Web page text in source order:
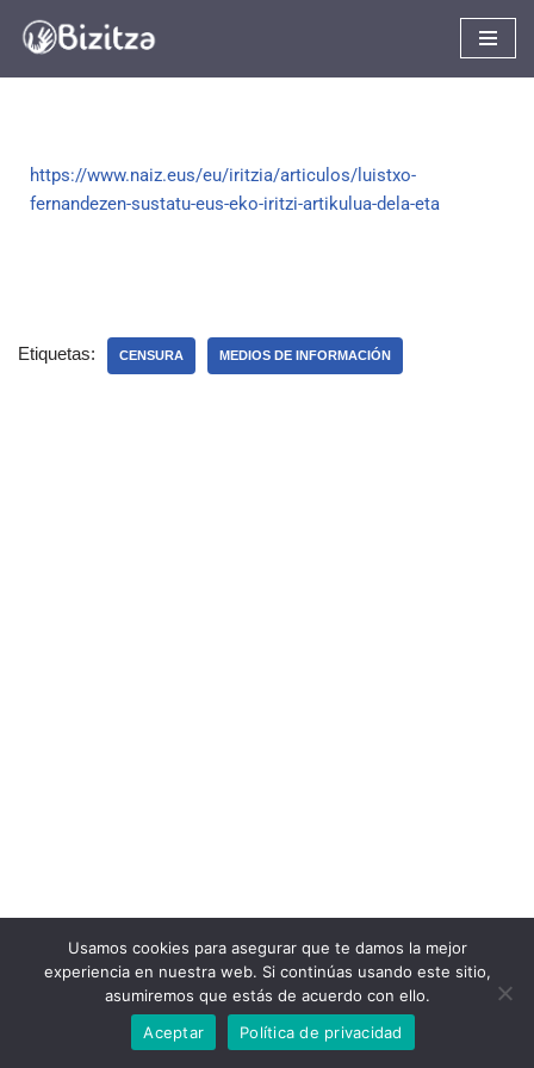
https://www.naiz.eus/eu/iritzia/articulos/luistxo-
fernandezen-sustatu-eus-eko-iritzi-artikulua-dela-eta
Etiquetas: CENSURA MEDIOS DE INFORMACIÓN
© 2022 Bizitza
Usamos cookies para asegurar que te damos la mejor
experiencia en nuestra web. Si continúas usando este sitio,
asumiremos que estás de acuerdo con ello.
Aceptar
Política de privacidad